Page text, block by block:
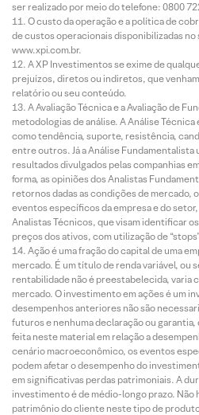
ser realizado por meio do telefone: 0800
O custo da operação e a política de
de custos operacionais disponibilizadas
www.xpi.com.br.
A XP Investimentos se exime de
prejuízos, diretos ou indiretos, que
relatório ou seu conteúdo.
A Avaliação Técnica e a Avaliação de
metodologias de análise. A Análise
como tendência, suporte, resistência,
entre outros. Já a Análise Fundamentalista
resultados divulgados pelas companhias
forma, as opiniões dos Analistas
retornos dadas as condições de mercado,
eventos específicos da empresa e do
Analistas Técnicos, que visam identificar
preços dos ativos, com utilização de
Ação é uma fração do capital de uma
mercado. É um título de renda variável, ou
rentabilidade não é preestabelecida, varia
mercado. O investimento em ações é um
desempenhos anteriores não são
futuros e nenhuma declaração ou
feita neste material em relação a
cenário macroeconômico, os eventos
podem afetar o desempenho do
em significativas perdas patrimoniais. A
investimento é de médio-longo prazo. Não
patrimônio do cliente neste tipo de